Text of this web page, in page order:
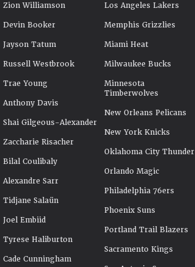
Zion Williamson
Devin Booker
Jayson Tatum
Russell Westbrook
Trae Young
Anthony Davis
Shai Gilgeous-Alexander
Zaccharie Risacher
Bilal Coulibaly
Alexandre Sarr
Tidjane Salaün
Joel Embiid
Tyrese Haliburton
Cade Cunningham
Los Angeles Lakers
Memphis Grizzlies
Miami Heat
Milwaukee Bucks
Minnesota
Timberwolves
New Orleans Pelicans
New York Knicks
Oklahoma City Thunder
Orlando Magic
Philadelphia 76ers
Phoenix Suns
Portland Trail Blazers
Sacramento Kings